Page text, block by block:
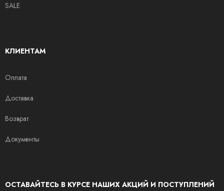
SALE
КЛИЕНТАМ
Оплата
Доставка
Возврат
Документы
ОСТАВАЙТЕСЬ В КУРСЕ НАШИХ АКЦИЙ И ПОСТУПЛЕНИЙ